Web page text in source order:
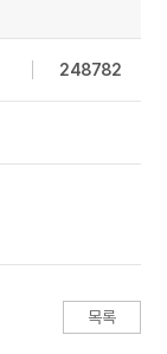
248782
목록